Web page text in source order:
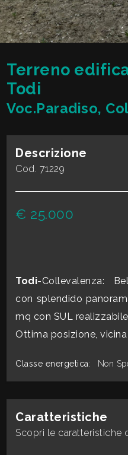
1
Terreno
Todi
Voc.Paradiso,
Descrizione
Cod. 71229
€ 25.000
Todi-Collevalenza:
con splendido
mq con SUL
Ottima posizione,
Classe energetica: Non
Caratteristiche
Scopri le caratteristiche
VALE
LA
CASA?
DIVENTA
SEGNALATORE
CON
CONTATTI
Provincia
Comune
Tipologia
Commerciali
Industriali
Terreni
Prezzo